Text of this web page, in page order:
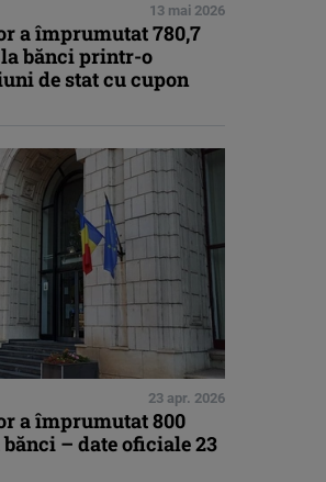
13 mai 2026
a împrumutat 780,7
bănci printr-o
de stat cu cupon
23 apr. 2026
a împrumutat 800
– date oficiale 23